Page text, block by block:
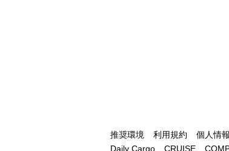
推奨環境 利用規約 個人情
Daily Cargo
CRUISE